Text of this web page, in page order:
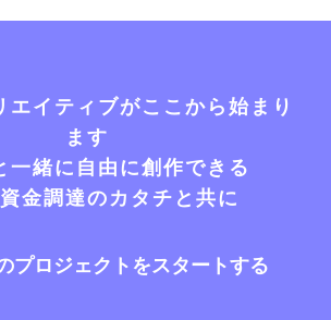
エイティブがここから始まり
ます
一緒に自由に創作できる
金調達のカタチと共に
プロジェクトをスタートする